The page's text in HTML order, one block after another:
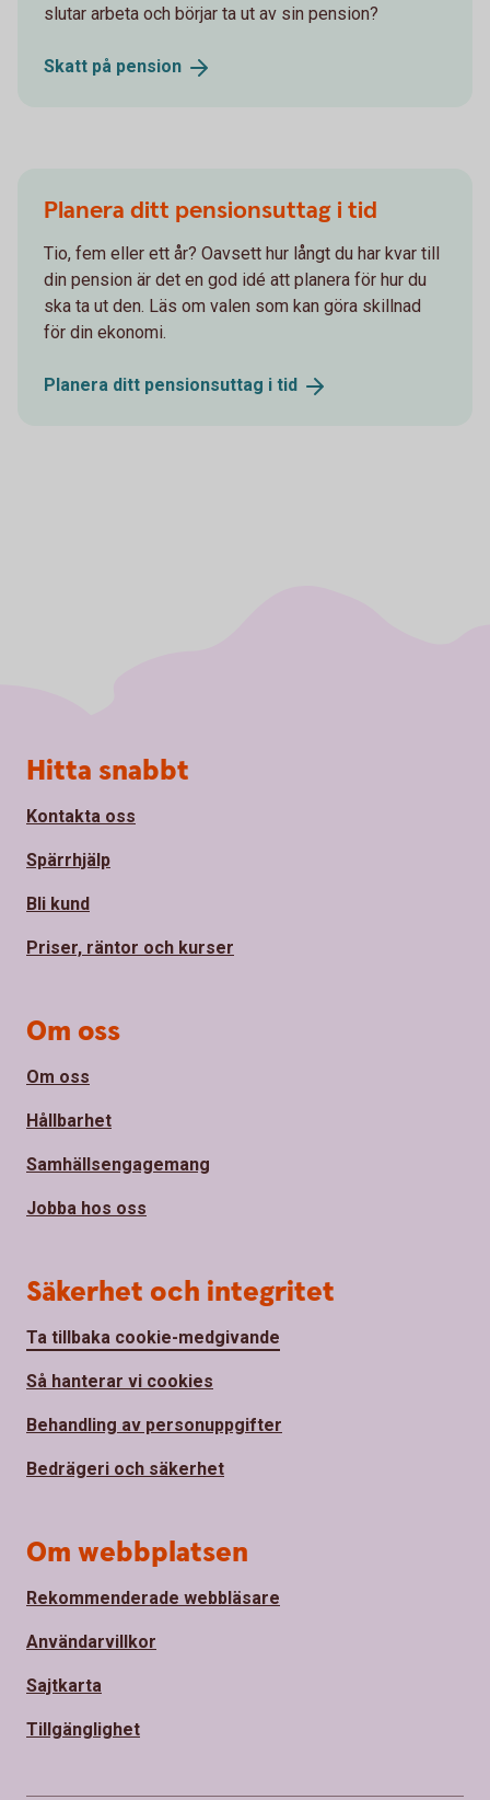
slutar arbeta och börjar ta ut av sin pension?
Skatt på pension
Planera ditt pensionsuttag i tid
Tio, fem eller ett år? Oavsett hur långt du har kvar till
din pension är det en god idé att planera för hur du
ska ta ut den. Läs om valen som kan göra skillnad
för din ekonomi.
Planera ditt pensionsuttag i tid
Sidfot
Hitta snabbt
Kontakta oss
Spärrhjälp
Bli kund
Priser, räntor och kurser
Om oss
Om oss
Hållbarhet
Samhällsengagemang
Jobba hos oss
Säkerhet och integritet
Ta tillbaka cookie-medgivande
Så hanterar vi cookies
Behandling av personuppgifter
Bedrägeri och säkerhet
Om webbplatsen
Rekommenderade webbläsare
Användarvillkor
Sajtkarta
Tillgänglighet